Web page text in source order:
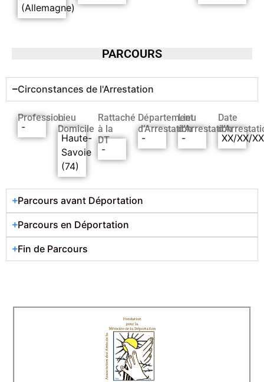
(Allemagne)
PARCOURS
Circonstances de l'Arrestation
Profession
-
Lieu
Domicile
Haute-
Savoie
(74)
Rattaché
à la
DT
-
Département
d’Arrestation
-
Lieu
d’Arrestation
-
Date
XX/XX/
Parcours avant Déportation
Parcours en Déportation
Fin de Parcours